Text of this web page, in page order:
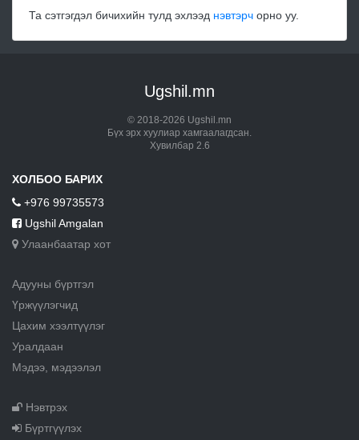
Та сэтгэгдэл бичихийн тулд эхлээд нэвтэрч орно уу.
Ugshil.mn
© 2018-2026 Ugshil.mn
Бүх эрх хуулиар хамгаалагдсан.
Хувилбар 2.6
ХОЛБОО БАРИХ
+976 99735573
Ugshil Amgalan
Улаанбаатар хот
Адууны бүртгэл
Үржүүлэгчид
Цахим хээлтүүлэг
Уралдаан
Мэдээ, мэдээлэл
Нэвтрэх
Бүртгүүлэх